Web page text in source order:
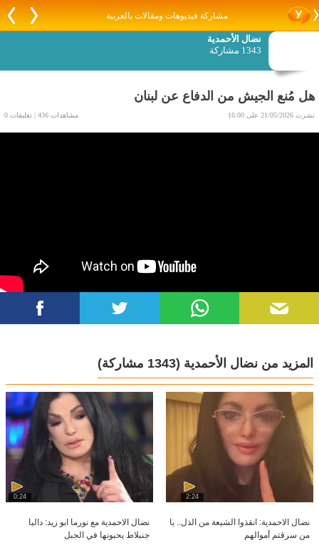
مشاركة فيديوهات ومقالات بالعربية
نضال الأحمدية
1343 مشاركة
هل مُنع الجيش من الدفاع عن لبنان
نشرت 21/05/2026 على 16:00 مشاهدات 436 | تعليقات 0
المزيد من نضال الأحمدية (1343 مشاركة)
2:24
نضال الاحمدية: انقذوا الشيعة من الذل.. يا
من سرقتم أموالهم
0:24
نضال الاحمدية مع نورما ابو زيد: داليا
جنبلاط يحبونها في الجبل